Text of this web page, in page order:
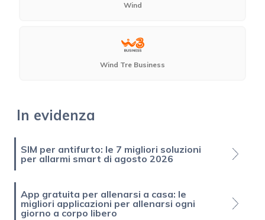
Wind
Wind Tre Business
In evidenza
SIM per antifurto: le 7 migliori soluzioni
per allarmi smart di agosto 2026
App gratuita per allenarsi a casa: le
migliori applicazioni per allenarsi ogni
giorno a corpo libero